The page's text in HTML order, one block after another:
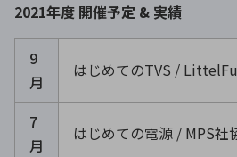
2021年度 開催予定 & 実績
9
月
はじめてのTVS /
7
月
はじめての電源 / MPS社